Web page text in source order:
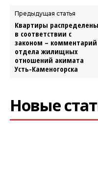
Предыдущая статья
Квартиры распределены
в соответствии с
законом – комментарий
отдела жилищных
отношений акимата
Усть-Каменогорска
Новые